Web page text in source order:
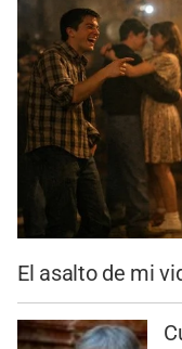
El asalto de mi